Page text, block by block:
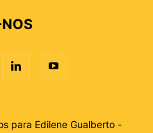
para Edilene Gualberto -